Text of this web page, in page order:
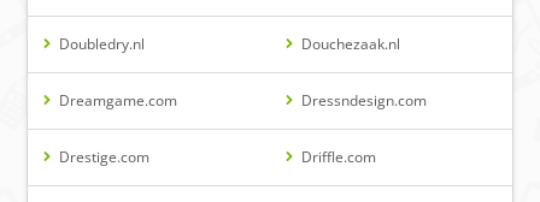
Doubledry.nl Douchezaak.nl
Dreamgame.com Dressndesign.com
Drestige.com Driffle.com